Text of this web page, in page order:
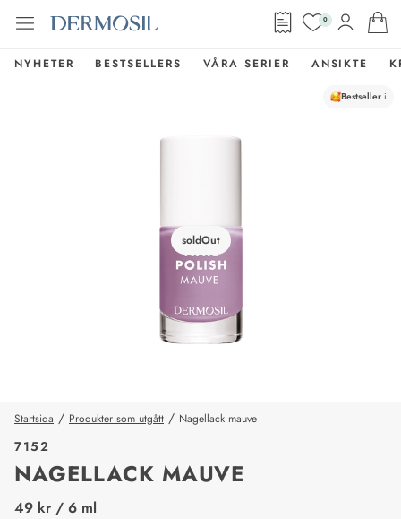
0
NYHETER BESTSELLERS VÅRA SERIER ANSIKTE
soldOut
Bestseller i
Startsida / Produkter som utgått / Nagellack mauve
7152
NAGELLACK MAUVE
price_label
49 kr / 6 ml